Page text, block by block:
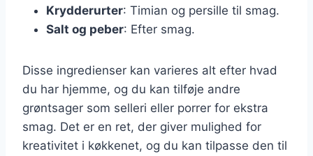
Krydderurter: Timian og persille til smag.
Salt og peber: Efter smag.
Disse ingredienser kan varieres alt efter hvad
du har hjemme, og du kan tilføje andre
grøntsager som selleri eller porrer for ekstra
smag. Det er en ret, der giver mulighed for
kreativitet i køkkenet, og du kan tilpasse den til